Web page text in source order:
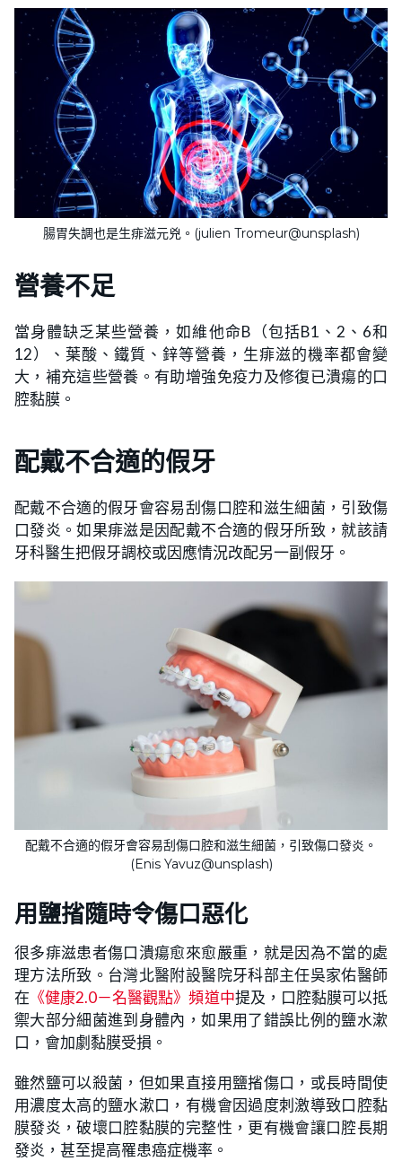
腸胃失調也是生痱滋元兇。(julien Tromeur@unsplash)
營養不足
當身體缺乏某些營養，如維他命B（包括B1、2、6和
12）、葉酸、鐵質、鋅等營養，生痱滋的機率都會變
大，補充這些營養。有助增強免疫力及修復已潰瘍的口
腔黏膜。
配戴不合適的假牙
配戴不合適的假牙會容易刮傷口腔和滋生細菌，引致傷
口發炎。如果痱滋是因配戴不合適的假牙所致，就該請
牙科醫生把假牙調校或因應情況改配另一副假牙。
配戴不合適的假牙會容易刮傷口腔和滋生細菌，引致傷口發炎。
(Enis Yavuz@unsplash)
用鹽㨘隨時令傷口惡化
很多痱滋患者傷口潰瘍愈來愈嚴重，就是因為不當的處
理方法所致。台灣北醫附設醫院牙科部主任吳家佑醫師
在 《健康2.0－名醫觀點》頻道中提及，口腔黏膜可以抵
禦大部分細菌進到身體內，如果用了錯誤比例的鹽水漱
口，會加劇黏膜受損。
雖然鹽可以殺菌，但如果直接用鹽㨘傷口，或長時間使
用濃度太高的鹽水漱口，有機會因過度刺激導致口腔黏
膜發炎，破壞口腔黏膜的完整性，更有機會讓口腔長期
發炎，甚至提高罹患癌症機率。